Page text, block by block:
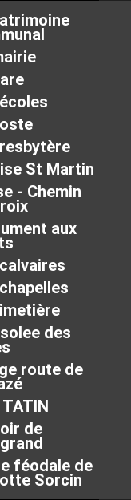
St Martin
- Chemin
aux
des
route de
de
féodale de
Sorcin